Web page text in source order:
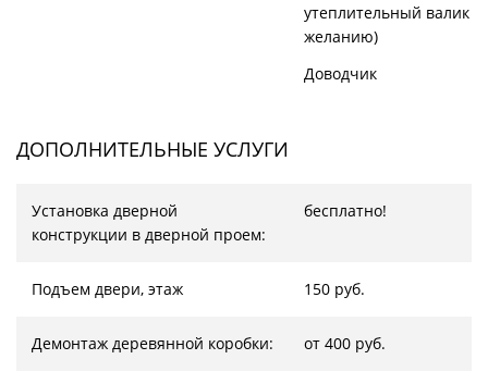
утеплительный валик
желанию)
Доводчик
ДОПОЛНИТЕЛЬНЫЕ УСЛУГИ
Установка дверной
конструкции в дверной проем:
бесплатно!
Подъем двери, этаж 150 руб.
Демонтаж деревянной коробки: от 400 руб.